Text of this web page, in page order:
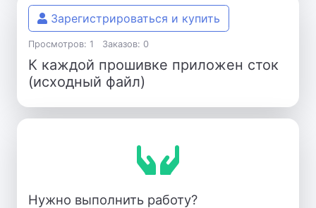
Зарегистрироваться и купить
Просмотров: 1 Заказов: 0
К каждой прошивке приложен сток
(исходный файл)
Нужно выполнить работу?